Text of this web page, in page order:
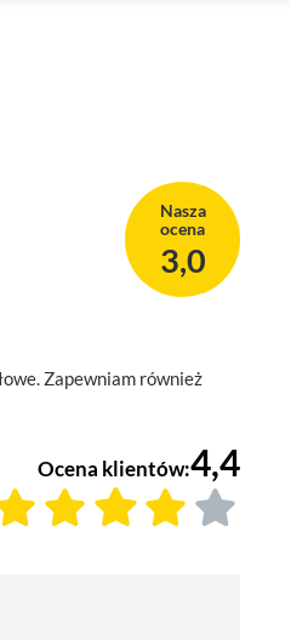
Nasza
ocena
3,0
Zapewniam również
Ocena klientów:4,4